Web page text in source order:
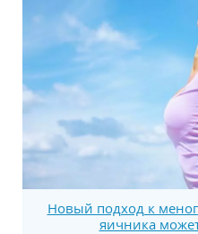
Новый подход к
яичника